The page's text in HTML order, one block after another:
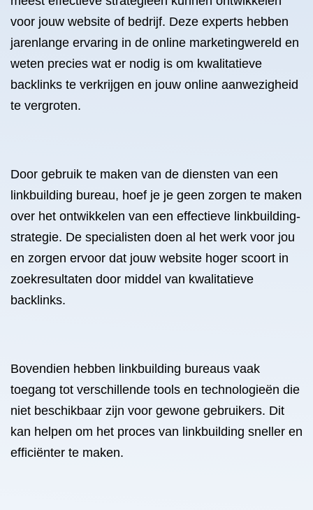
voor jouw website of bedrijf. Deze experts hebben
jarenlange ervaring in de online marketingwereld en
weten precies wat er nodig is om kwalitatieve
backlinks te verkrijgen en jouw online aanwezigheid
te vergroten.
Door gebruik te maken van de diensten van een
linkbuilding bureau, hoef je je geen zorgen te maken
over het ontwikkelen van een effectieve linkbuilding-
strategie. De specialisten doen al het werk voor jou
en zorgen ervoor dat jouw website hoger scoort in
zoekresultaten door middel van kwalitatieve
backlinks.
Bovendien hebben linkbuilding bureaus vaak
toegang tot verschillende tools en technologieën die
niet beschikbaar zijn voor gewone gebruikers. Dit
kan helpen om het proces van linkbuilding sneller en
efficiënter te maken.